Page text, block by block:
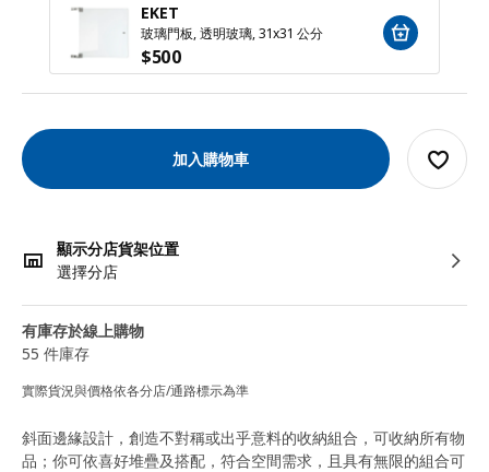
EKET
玻璃門板, 透明玻璃, 31x31 公分
$500
加入購物車
顯示分店貨架位置
選擇分店
有庫存於線上購物
55 件庫存
實際貨況與價格依各分店/通路標示為準
斜面邊緣設計，創造不對稱或出乎意料的收納組合，可收納所有物
品；你可依喜好堆疊及搭配，符合空間需求，且具有無限的組合可